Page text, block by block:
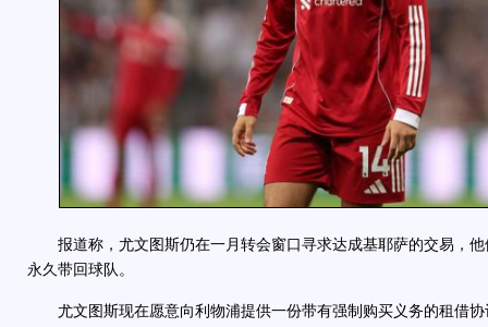
报道称，尤文图斯仍在一月转会窗口寻求达成基耶萨的交易，他
永久带回球队。
尤文图斯现在愿意向利物浦提供一份带有强制购买义务的租借协